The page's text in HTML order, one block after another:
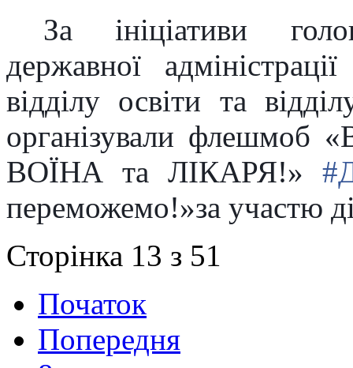
За ініціативи
державної
відділу освіти та
організували флешмоб
ВОЇНА та ЛІКАРЯ!»
переможемо!»за участю
Сторінка 13 з 51
Початок
Попередня